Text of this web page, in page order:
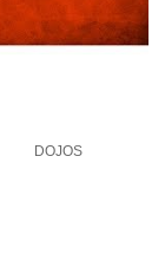
DOJOS